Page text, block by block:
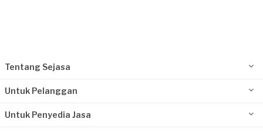
Tentang Sejasa
Untuk Pelanggan
Untuk Penyedia Jasa